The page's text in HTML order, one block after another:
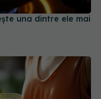
una dintre ele mai